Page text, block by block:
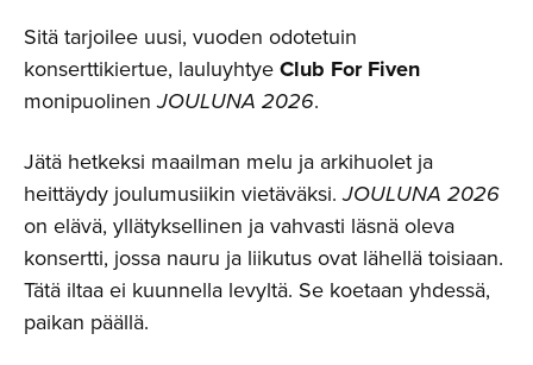
Sitä tarjoilee uusi, vuoden odotetuin
konserttikiertue, lauluyhtyeClub For Fiven
monipuolinenJOULUNA 2026.
Jätä hetkeksi maailman melu ja arkihuolet ja
heittäydy joulumusiikin vietäväksi.JOULUNA 2026
on elävä, yllätyksellinen ja vahvasti läsnä oleva
konsertti, jossa nauru ja liikutus ovat lähellä toisiaan.
Tätä iltaa ei kuunnella levyltä. Se koetaan yhdessä,
paikan päällä.